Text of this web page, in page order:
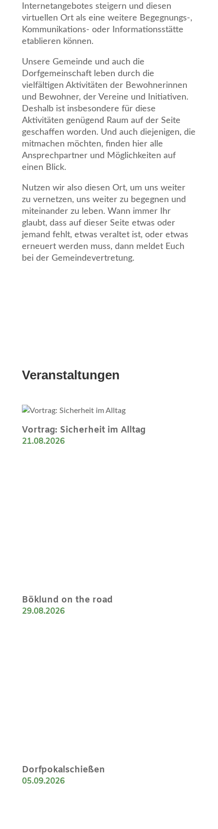
Internetangebotes steigern und diesen
virtuellen Ort als eine weitere Begegnungs-,
Kommunikations- oder Informationsstätte
etablieren können.
Unsere Gemeinde und auch die
Dorfgemeinschaft leben durch die
vielfältigen Aktivitäten der Bewohnerinnen
und Bewohner, der Vereine und Initiativen.
Deshalb ist insbesondere für diese
Aktivitäten genügend Raum auf der Seite
geschaffen worden. Und auch diejenigen, die
mitmachen möchten, finden hier alle
Ansprechpartner und Möglichkeiten auf
einen Blick.
Nutzen wir also diesen Ort, um uns weiter
zu vernetzen, uns weiter zu begegnen und
miteinander zu leben. Wann immer Ihr
glaubt, dass auf dieser Seite etwas oder
jemand fehlt, etwas veraltet ist, oder etwas
erneuert werden muss, dann meldet Euch
bei der Gemeindevertretung.
Veranstaltungen
Vortrag: Sicherheit im Alltag
21.08.2026